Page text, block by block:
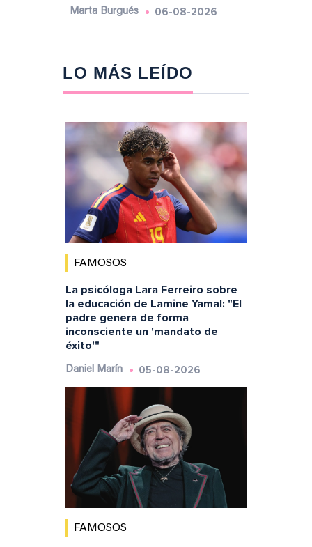
Marta Burgués 06-08-2026
LO MÁS LEÍDO
FAMOSOS
La psicóloga Lara Ferreiro sobre
la educación de Lamine Yamal: "El
padre genera de forma
inconsciente un 'mandato de
éxito'"
Daniel Marín 05-08-2026
FAMOSOS